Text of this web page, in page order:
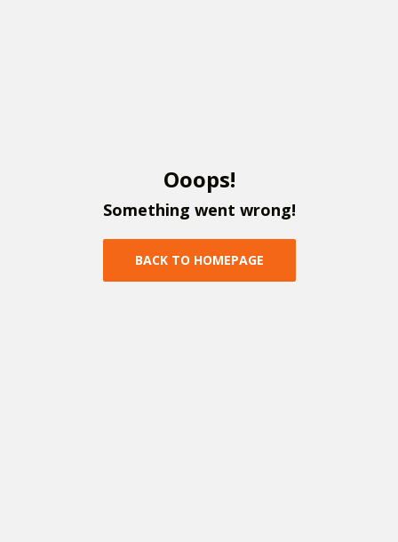
Ooops!
Something went wrong!
BACK TO HOMEPAGE